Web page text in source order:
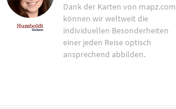
Dank der Karten von mapz.com
können wir weltweit die
individuellen Besonderheiten
einer jeden Reise optisch
ansprechend abbilden.